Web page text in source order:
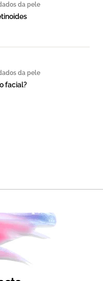
da pele
da pele
facial?